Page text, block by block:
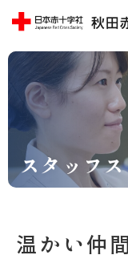
スタッフ
温かい仲